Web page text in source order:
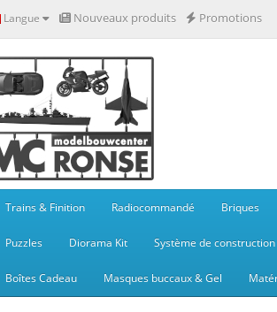
Langue Nouveaux produits Promotions
Trains & Finition Radiocommandé Briques
Puzzles Diorama Kit Système de construction
Boîtes Cadeau Masques buccaux & Gel